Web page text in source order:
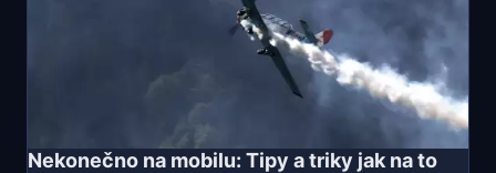
Nekonečno na mobilu: Tipy a triky jak na to